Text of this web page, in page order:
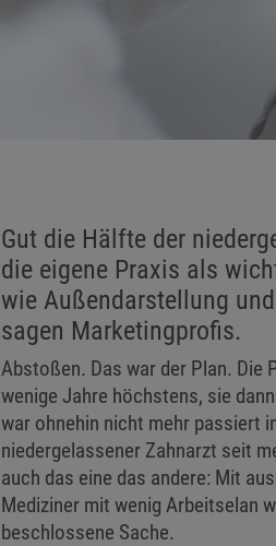
Gut die Hälfte der
die eigene Praxis als
wie Außendarstellung
sagen Marketingprofis.
Abstoßen. Das war der Plan. Die
wenige Jahre höchstens, sie
war ohnehin nicht mehr passiert
niedergelassener Zahnarzt seit
auch das eine das andere: Mit
Mediziner mit wenig Arbeitselan
beschlossene Sache.